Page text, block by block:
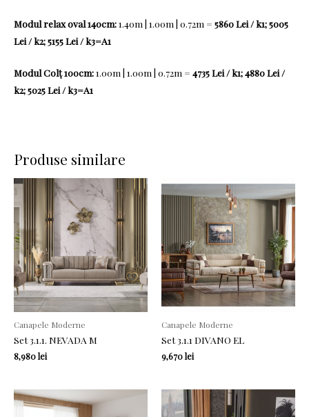
Modul relax oval 140cm:1.40m | 1.00m | 0.72m = 5860 Lei / k1; 5005
Lei / k2; 5155 Lei / k3=A1
Modul Colț 100cm:1.00m | 1.00m | 0.72m = 4735 Lei / k1; 4880 Lei /
k2; 5025 Lei / k3=A1
Produse similare
Canapele Moderne
Set 3.1.1. NEVADA M
8,980lei
Canapele Moderne
Set 3.1.1 DIVANO EL
9,670lei